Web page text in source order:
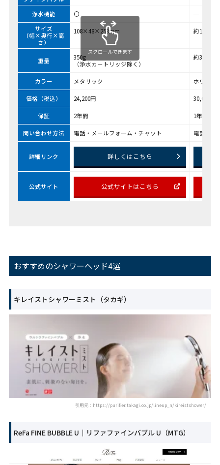
浄水機能
〇
─
サイズ
（幅×奥行×高
さ）
108×48×253mm 約
重量
350g
（浄水カートリッジ除く）
約300g
カラー メタリック ホワイト
価格（税込） 24,200円 30,000円
保証 2年間 1年間
問い合わせ方法 電話・メールフォーム・チャット 電話・メ
詳細リンク 詳しくはこちら
公式サイト 公式サイトはこちら
スクロールできます
おすすめのシャワーヘッド4選
キレイストシャワーミスト（タカギ）
引用元：https://purifier.takagi.co.jp/lineup_n/kireistshower/
ReFa FINE BUBBLE U｜リファファインバブル U（MTG）